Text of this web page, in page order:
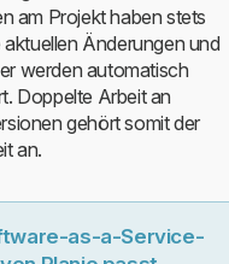
am Projekt haben stets
aktuellen Änderungen und
werden automatisch
Doppelte Arbeit an
gehört somit der
an.
as-a-Service-